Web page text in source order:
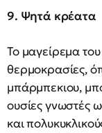
9. Ψητά κρέατα
Το μαγείρεμα
θερμοκρασίες,
μπάρμπεκιου,
ουσίες γνωστές
και